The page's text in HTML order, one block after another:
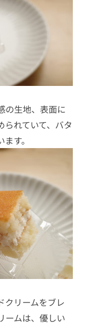
の生地、表面に
られていて、バタ
す。
クリームをブレ
ームは、優しい